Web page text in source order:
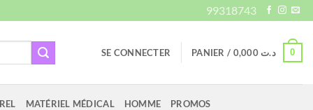
99318743
SE CONNECTER PANIER / د.ت 0,000 0
MATÉRIEL MÉDICAL HOMME PROMOS